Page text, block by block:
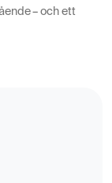
– och ett